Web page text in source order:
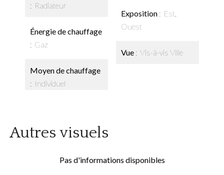
Radiateur
Énergie de chauffage
Gaz
Moyen de chauffage
Individuel
Exposition
Est,
Ouest
Vue Vis-à-vis Ville
Autres visuels
Pas d'informations disponibles